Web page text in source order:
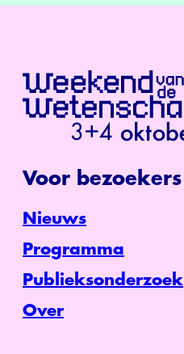
Voor bezoekers
Nieuws
Programma
Publieksonderzoek
Over